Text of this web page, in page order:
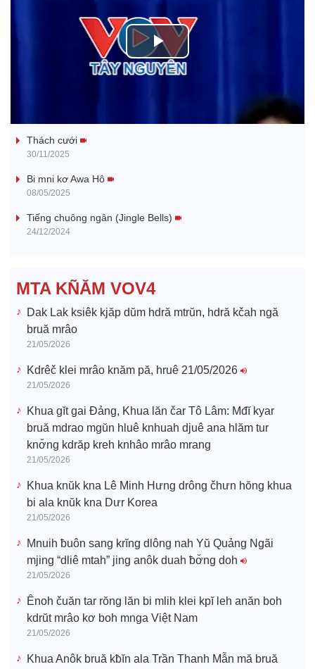
P
a
i
o
Thách cưới
30/11/2025
Bi mni kơ Awa Hô
08/05/2025
Tiếng chuông ngân (Jingle Bells)
24/12/2024
MTA KÑĂM VOV4
Dak Lak ksiêk kjăp dŭm hdră mtrŭn, hdră kčah ngă
bruă mrâo
21/05/2026
Kdrêč klei mrâo knăm pă, hruê 21/05/2026
21/05/2026
Khua gĭt gai Đảng, Khua lăn čar Tô Lâm: Mđĭ kyar
bruă mdrao mgŭn hluê knhuah djuê ana hlăm tur
knơ̆ng kdrăp kreh knhâo mrâo mrang
21/05/2026
Khua knŭk kna Lê Minh Hưng drông čhưn hŏng khua
bi ala knŭk kna Dưr Korea
21/05/2026
Mnuih ƀuôn sang krĭng dlông nah Yŭ Quảng Ngãi
mjing “dliê mtah” jing anôk duah ƀơ̆ng doh
21/05/2026
Ênoh čuăn tar rŏng lăn bi mlih klei kpĭ leh anăn boh
kdrŭt mrâo kơ boh mnga Việt Nam
21/05/2026
Khua Anôk bruă kƀĭn ala Trần Thanh Mẫn mă bruă